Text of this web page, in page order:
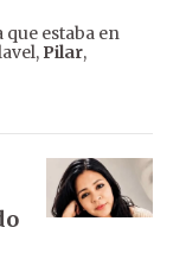
estaba en
Pilar,